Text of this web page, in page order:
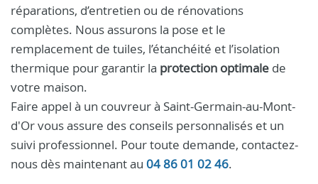
réparations, d’entretien ou de rénovations
complètes. Nous assurons la pose et le
remplacement de tuiles, l’étanchéité et l’isolation
thermique pour garantir la protection optimale de
votre maison.
Faire appel à un couvreur à Saint-Germain-au-Mont-
d'Or vous assure des conseils personnalisés et un
suivi professionnel. Pour toute demande, contactez-
nous dès maintenant au 04 86 01 02 46.